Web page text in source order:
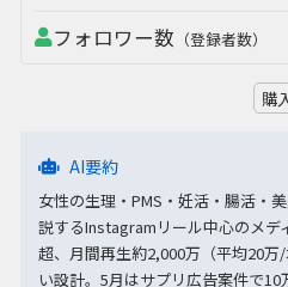
フォロワー数 （登録者数）
購
AI要約
女性の生理・PMS・妊活・腸活・
説するInstagramリール中心のメデ
超、月間再生約2,000万（平均20
い設計。5月はサプリ広告案件で